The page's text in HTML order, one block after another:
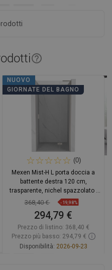
help_outline
NUOVO
GIORNATE DEL BAGNO
(0)
Mexen Mist-H L porta doccia a
battente destra 120 cm,
trasparente, nichel spazzolato -
8A5L-120-000-97-00-P
368,40 € -19,98%
294,79 €
Prezzo di listino: 368,40 €
Prezzo più basso: 294,79 €
Disponibilità: 2026-09-23